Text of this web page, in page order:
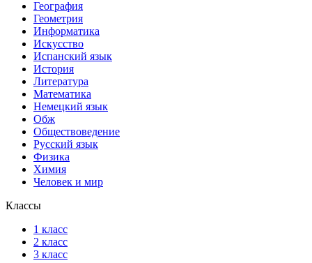
География
Геометрия
Информатика
Искусство
Испанский язык
История
Литература
Математика
Немецкий язык
Обж
Обществоведение
Русский язык
Физика
Химия
Человек и мир
Классы
1 класс
2 класс
3 класс